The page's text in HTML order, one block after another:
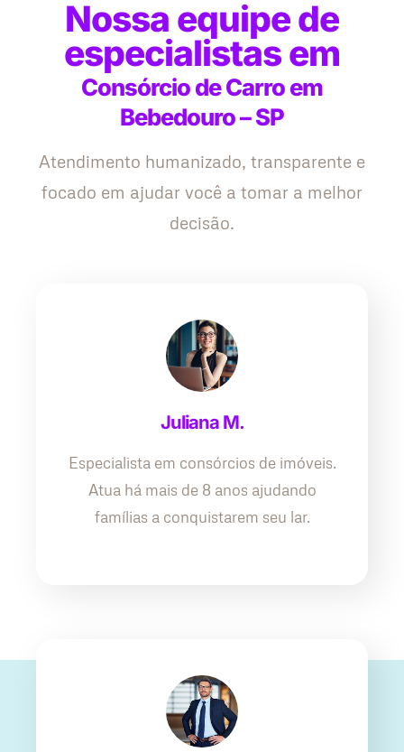
Nossa equipe de
especialistas em
Consórcio de Carro em
Bebedouro – SP
Atendimento humanizado, transparente e
focado em ajudar você a tomar a melhor
decisão.
Juliana M.
Especialista em consórcios de imóveis.
Atua há mais de 8 anos ajudando
famílias a conquistarem seu lar.